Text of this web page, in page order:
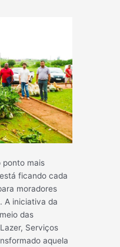
ponto mais
ficando cada
moradores
A iniciativa da
das
Serviços
aquela